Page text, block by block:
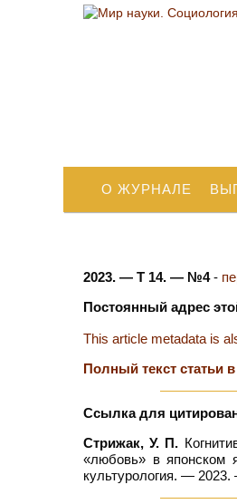
О ЖУРНАЛЕ
2023. — Т 14. — №4-
Постоянный адрес
This article metadata is
Полный текст статьи
Ссылка для
Стрижак, У. П.
«любовь» в японском
культурология. —